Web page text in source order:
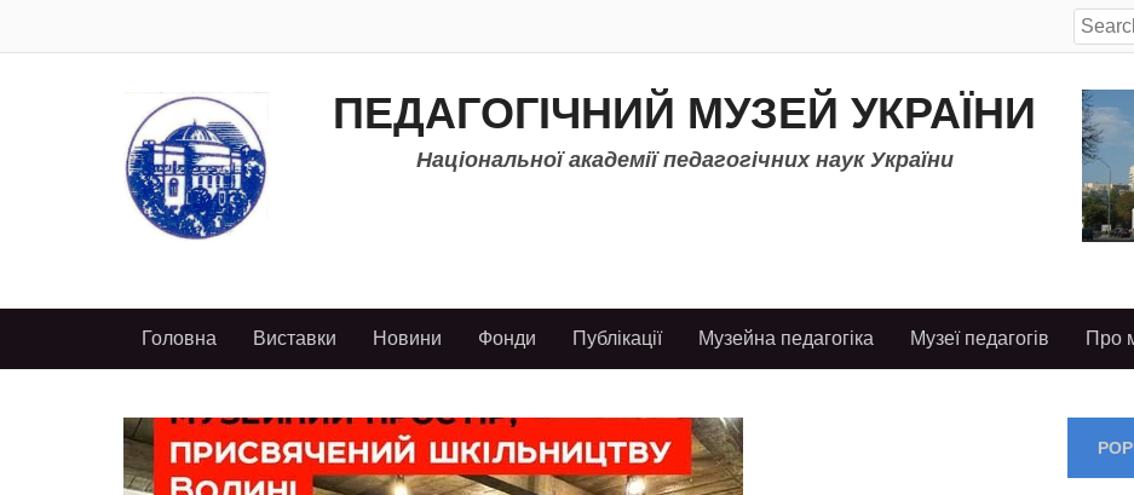
for:
ПЕДАГОГІЧНИЙ МУЗЕЙ УКРАЇНИ
Національної академії педагогічних наук України
Головна Виставки Новини Фонди Публікації Музейна педагогіка Музеї педагогів Про